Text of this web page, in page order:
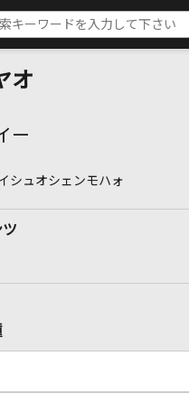
オ
ー
シュオシェンモハォ